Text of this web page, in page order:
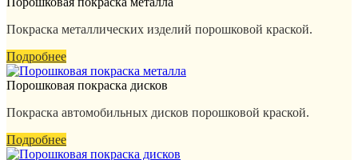
Покраска металлических изделий порошковой краской.
Подробнее
Порошковая покраска дисков
Покраска автомобильных дисков порошковой краской.
Подробнее